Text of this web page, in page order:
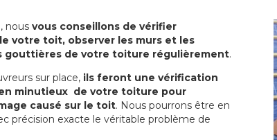
nous vous conseillons de vérifier
votre toit, observer les murs et les
gouttières de votre toiture régulièrement.
sur place, ils feront une vérification
minutieux de votre toiture pour
causé sur le toit. Nous pourrons être en
précision exacte le véritable problème de